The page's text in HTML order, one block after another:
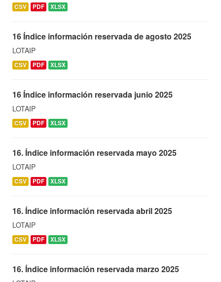
CSV PDF XLSX
16 Índice información reservada de agosto 2025
LOTAIP
CSV PDF XLSX
16 Índice información reservada junio 2025
LOTAIP
CSV PDF XLSX
16. Índice información reservada mayo 2025
LOTAIP
CSV PDF XLSX
16. Índice información reservada abril 2025
LOTAIP
CSV PDF XLSX
16. Índice información reservada marzo 2025